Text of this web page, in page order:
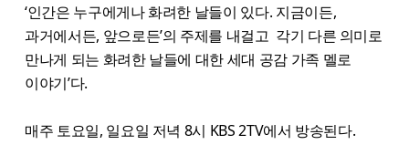
‘인간은 누구에게나 화려한 날들이 있다. 지금이든,
과거에서든, 앞으로든’의 주제를 내걸고 각기 다른 의미로
만나게 되는 화려한 날들에 대한 세대 공감 가족 멜로
이야기’다.
매주 토요일, 일요일 저녁 8시 KBS 2TV에서 방송된다.